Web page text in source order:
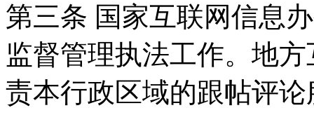
第三条 国家互联网信息
监督管理执法工作。地
责本行政区域的跟帖评